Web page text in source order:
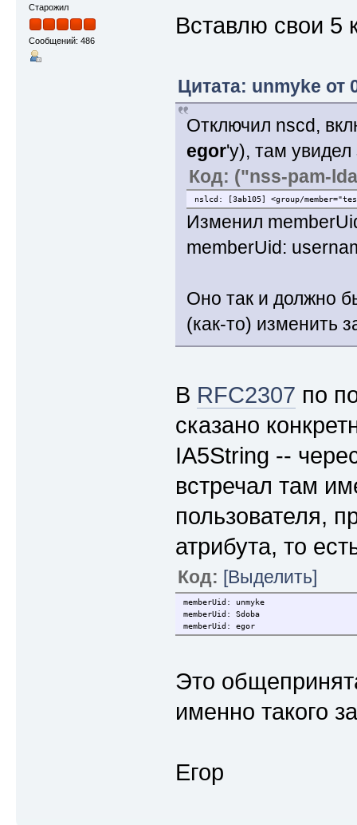
Старожил
Сообщений: 486
Вставлю свои 5
Цитата: unmyke от
Отключил nscd,
egor'у), там увидел
Код: ("nss-pam-
nslcd: [3ab105] <group/
Изменил
memberUid:
Оно так и должно
(как-то) изменить
В RFC2307 по
сказано
IA5String --
встречал там
пользователя,
атрибута, то
Код: [Выделить]
memberUid: unmyke
memberUid: Sdoba
memberUid: egor
Это
именно такого
Егор